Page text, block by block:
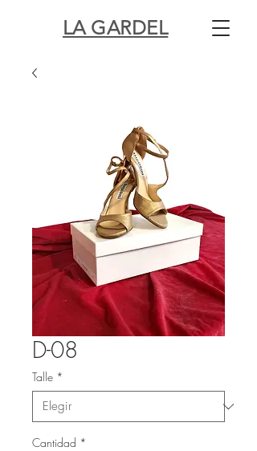
LA GARDEL
D-08
Talle *
Cantidad *